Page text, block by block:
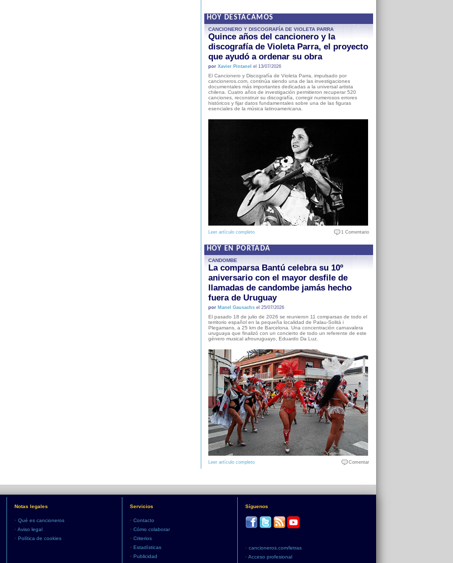
HOY DESTACAMOS
CANCIONERO Y DISCOGRAFÍA DE VIOLETA PARRA
Quince años del cancionero y la
discografía de Violeta Parra, el proyecto
que ayudó a ordenar su obra
por Xavier Pintanel el 13/07/2026
El Cancionero y Discografía de Violeta Parra, impulsado por
cancioneros.com, continúa siendo una de las investigaciones
documentales más importantes dedicadas a la universal artista
chilena. Cuatro años de investigación permitieron recuperar 520
canciones, reconstruir su discografía, corregir numerosos errores
históricos y fijar datos fundamentales sobre una de las figuras
esenciales de la música latinoamericana.
Leer artículo completo 1 Comentario
HOY EN PORTADA
CANDOMBE
La comparsa Bantú celebra su 10º
aniversario con el mayor desfile de
llamadas de candombe jamás hecho
fuera de Uruguay
por Manel Gausachsel 25/07/2026
El pasado 18 de julio de 2026 se reunieron 11 comparsas de todo el
territorio español en la pequeña localidad de Palau-Solità i
Plegamans, a 25 km de Barcelona. Una concentración carnavalera
uruguaya que finalizó con un concierto de todo un referente de este
género musical afrouruguayo, Eduardo Da Luz.
Leer artículo completo Comentar
Notas legales
• Qué es cancioneros
• Aviso legal
• Política de cookies
Servicios
• Contacto
• Cómo colaborar
• Criterios
• Estadísticas
• Publicidad
Síguenos
• cancioneros.com/letras
• Acceso profesional